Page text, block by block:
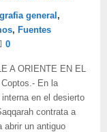
general ,
, Fuentes
0
A ORIENTE EN EL
En la
en el desierto
contrata a
abrir un antiguo